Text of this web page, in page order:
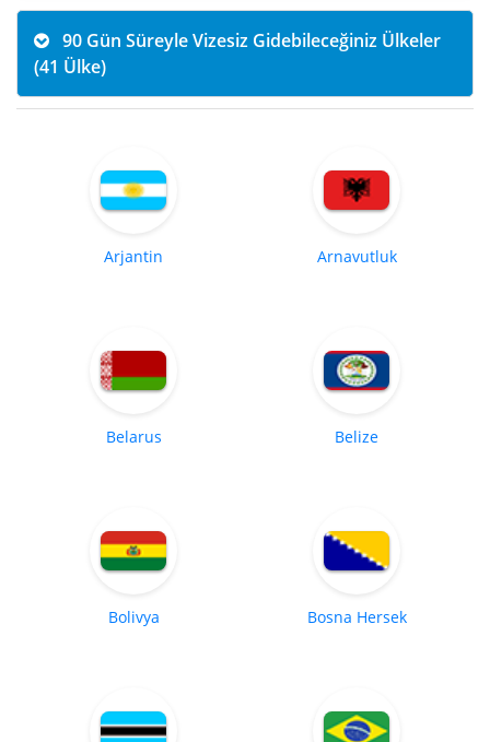
(41 Ülke)
Arjantin Arnavutluk
Belarus Belize
Bolivya Bosna Hersek